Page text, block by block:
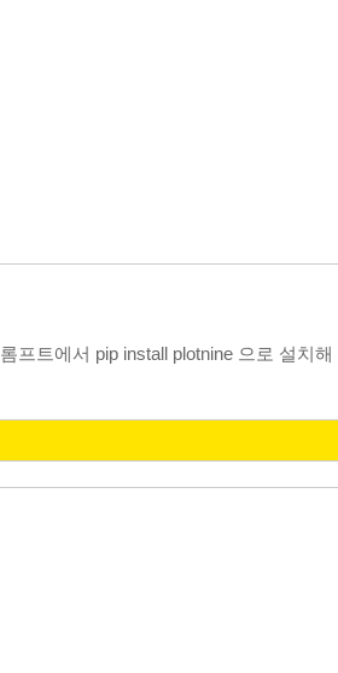
프트에서 pip install plotnine 으로 설치해